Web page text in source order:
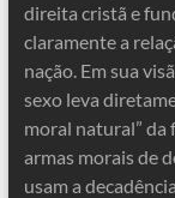
direita cristã e
claramente a
nação. Em sua
sexo leva
moral natural” da
armas morais de
usam a